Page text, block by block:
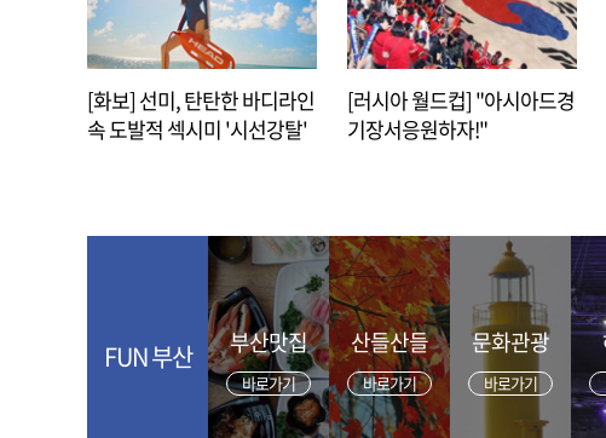
[화보] 선미, 탄탄한 바디라인
속 도발적 섹시미 '시선강탈'
[러시아 월드컵] "아시아드경
기장서응원하자!"
FUN 부산 부산맛집
바로가기
산들산들
바로가기
문화관광
바로가기